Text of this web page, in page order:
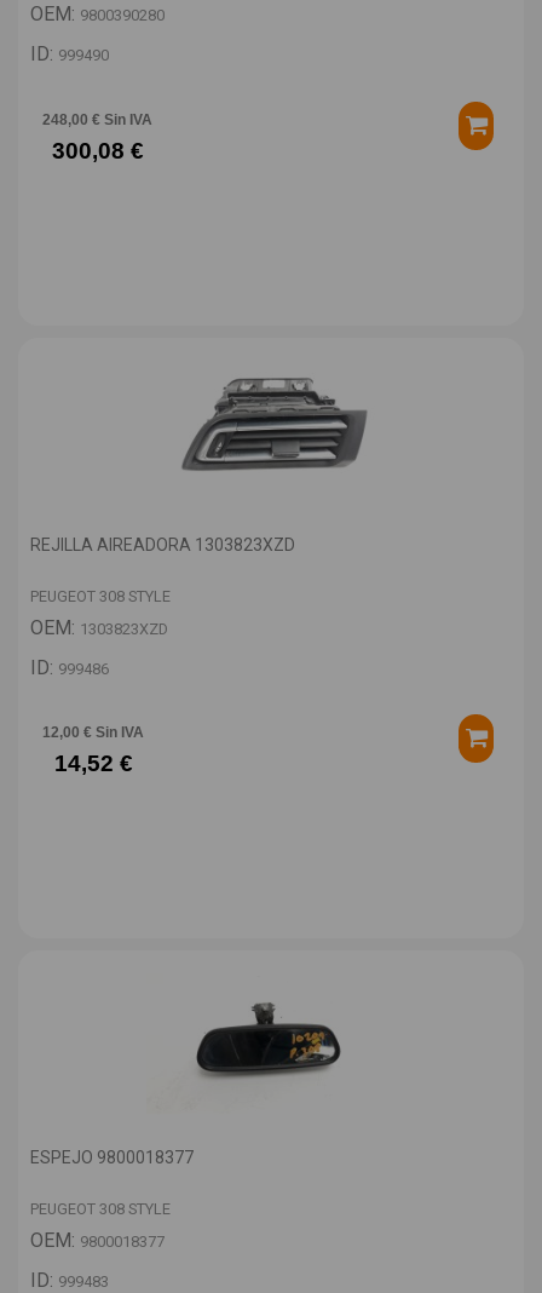
OEM: 9800390280
ID: 999490
248,00 € Sin IVA
300,08 €
REJILLA AIREADORA 1303823XZD
PEUGEOT 308 STYLE
OEM: 1303823XZD
ID: 999486
12,00 € Sin IVA
14,52 €
ESPEJO 9800018377
PEUGEOT 308 STYLE
OEM: 9800018377
ID: 999483